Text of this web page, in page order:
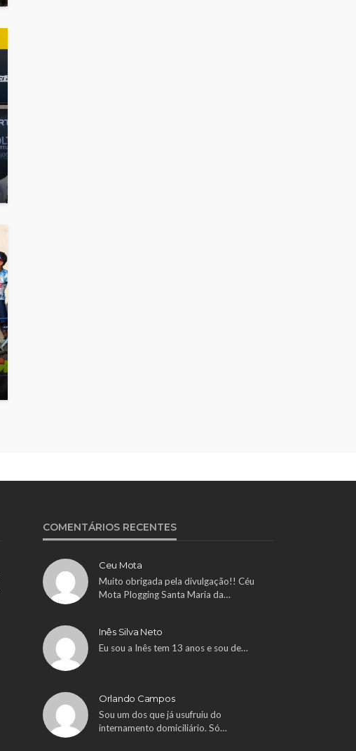
COMENTÁRIOS RECENTES
Ceu Mota
Muito obrigada pela divulgação!! Céu
Mota Plogging Santa Maria da…
Inês Silva Neto
Eu sou a Inês tem 13 anos e sou de…
Orlando Campos
Sou um dos que já usufruiu do
internamento domiciliário. Só…